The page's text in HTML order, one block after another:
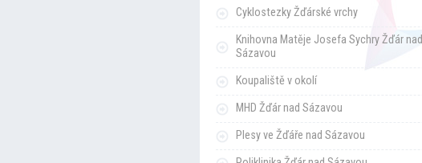
Cyklostezky Žďárské vrchy
Knihovna Matěje Josefa Sychry Žďár nad
Sázavou
Koupaliště v okolí
MHD Žďár nad Sázavou
Plesy ve Žďáře nad Sázavou